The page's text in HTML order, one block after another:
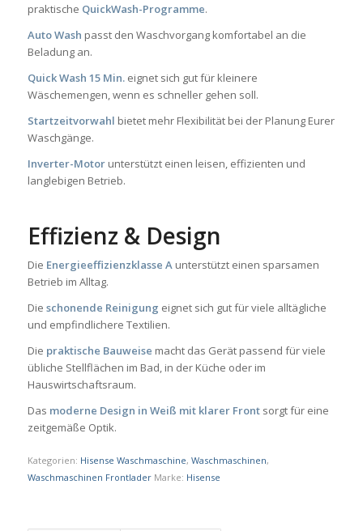
praktische QuickWash-Programme.
Auto Wash passt den Waschvorgang komfortabel an die
Beladung an.
Quick Wash 15 Min.eignet sich gut für kleinere
Wäschemengen, wenn es schneller gehen soll.
Startzeitvorwahl bietet mehr Flexibilität bei der Planung Eurer
Waschgänge.
Inverter-Motorunterstützt einen leisen, effizienten und
langlebigen Betrieb.
Effizienz & Design
Die Energieeffizienzklasse Aunterstützt einen sparsamen
Betrieb im Alltag.
Die schonende Reinigung eignet sich gut für viele alltägliche
und empfindlichere Textilien.
Die praktische Bauweise macht das Gerät passend für viele
übliche Stellflächen im Bad, in der Küche oder im
Hauswirtschaftsraum.
Das moderne Design in Weiß mit klarer Frontsorgt für eine
zeitgemäße Optik.
Kategorien: Hisense Waschmaschine, Waschmaschinen,
Waschmaschinen Frontlader Marke: Hisense